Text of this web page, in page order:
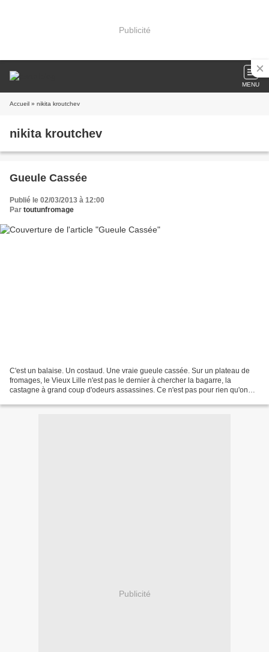
Publicité
MENU
Accueil » nikita kroutchev
nikita kroutchev
Gueule Cassée
Publié le 02/03/2013 à 12:00
Par toutunfromage
C'est un balaise. Un costaud. Une vraie gueule cassée. Sur un plateau de
fromages, le Vieux Lille n'est pas le dernier à chercher la bagarre, la
castagne à grand coup d'odeurs assassines. Ce n'est pas pour rien qu'on
Publicité